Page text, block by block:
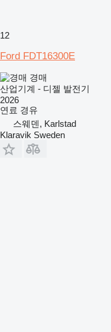
12
Ford FDT16300E
경매
산업기계 - 디젤 발전기
2026
연료 경유
스웨덴, Karlstad
Klaravik Sweden